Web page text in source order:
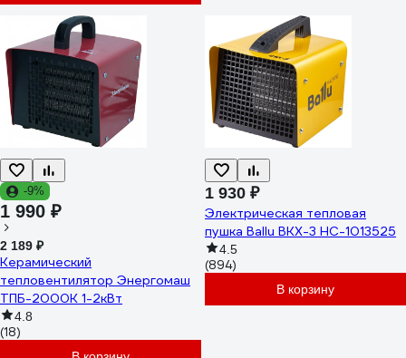
-9%
1 990 ₽
2 189 ₽
Керамический
тепловентилятор Энергомаш
ТПБ-2000К 1-2кВт
4.8
(18)
1 930 ₽
Электрическая тепловая
пушка Ballu BKX-3 НС-1013525
4.5
(894)
В корзину